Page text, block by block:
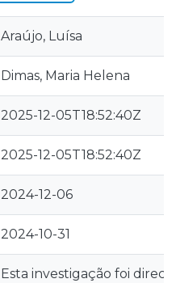
Araújo, Luísa
Dimas, Maria Helena
2025-12-05T18:52:40Z
2025-12-05T18:52:40Z
2024-12-06
2024-10-31
Esta investigação foi